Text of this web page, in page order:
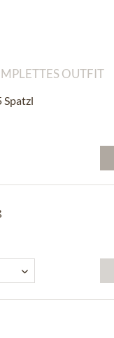
OUTFIT
Spatzl